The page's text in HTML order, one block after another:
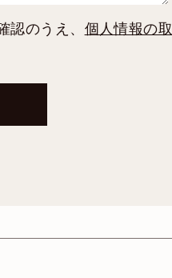
認のうえ、 個人情報の取